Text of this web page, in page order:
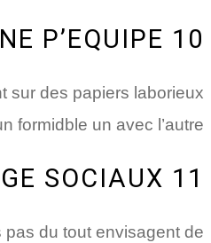
10 BESOGNE P’EQUIPE
sur des papiers laborieux
formidble un avec l’autre
11 LES RESAUTAGE SOCIAUX
pas du tout envisagent de